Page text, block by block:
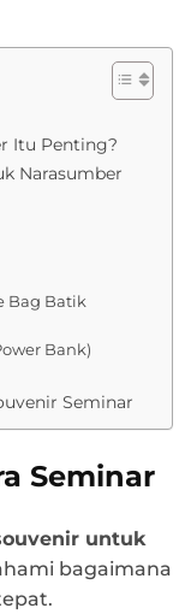
Itu Penting?
Narasumber
Bag Batik
Bank)
Seminar
Seminar
untuk
bagaimana